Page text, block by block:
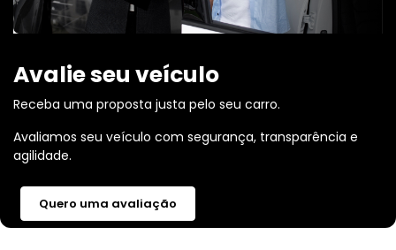
Avalie seu veículo
Receba uma proposta justa pelo seu carro.
Avaliamos seu veículo com segurança, transparência e
agilidade.
Quero uma avaliação